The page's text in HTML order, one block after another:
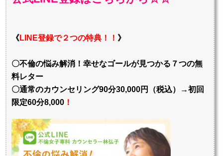
《LINE登録で２つの特典！！ 》
〇不倫の悩み解消！幸せなゴールが見つかる７つの無
料レター
〇通常のカウンセリング90分30,000円（税込）→初回
限定60分8,000 ！